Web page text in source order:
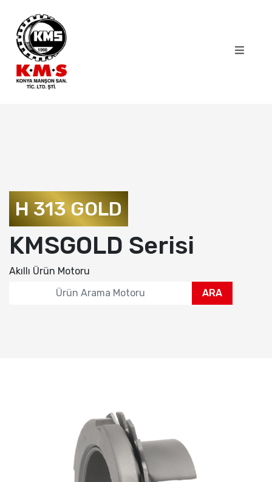
H 313 GOLD
KMSGOLD Serisi
Akıllı Ürün Motoru
ARA